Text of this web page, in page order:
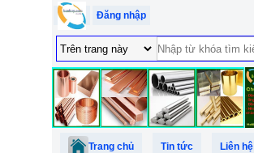
Đăng nhập
Trang chủ Tin tức Liên hệ